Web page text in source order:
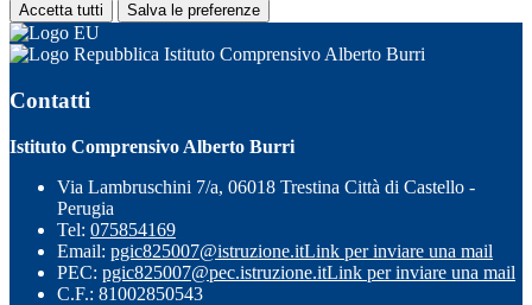
Accetta tutti Salva le preferenze
Istituto Comprensivo Alberto Burri
Contatti
Istituto Comprensivo Alberto Burri
Via Lambruschini 7/a, 06018 Trestina Città di Castello -
Perugia
Tel: 075854169
Email: pgic825007@istruzione.itLink per inviare una mail
PEC: pgic825007@pec.istruzione.itLink per inviare una mail
C.F.: 81002850543